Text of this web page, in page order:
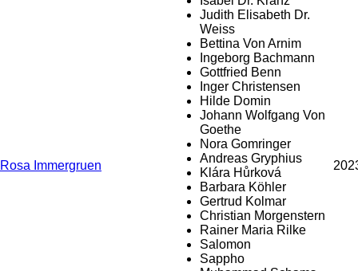
Rosa Immergruen
Judith Elisabeth Dr.
Weiss
Bettina Von Arnim
Ingeborg Bachmann
Gottfried Benn
Inger Christensen
Hilde Domin
Johann Wolfgang Von
Goethe
Nora Gomringer
Andreas Gryphius
Klára Hůrková
Barbara Köhler
Gertrud Kolmar
Christian Morgenstern
Rainer Maria Rilke
Salomon
Sappho